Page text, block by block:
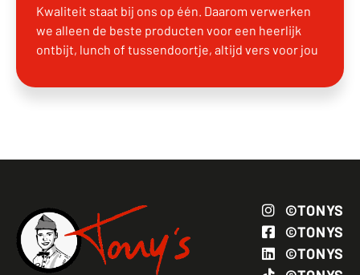
Kwaliteit staat bij ons op één. Daarom verwerken
we alleen de beste producten voor een heerlijk
ontbijt, lunch of tussendoortje, altijd vers voor jou
©TONYS
©TONYS
©TONYS